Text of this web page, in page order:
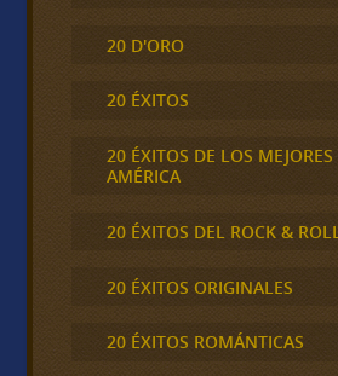
20 D'ORO
20 ÉXITOS
20 ÉXITOS DE LOS MEJORES
AMÉRICA
20 ÉXITOS DEL ROCK &
20 ÉXITOS ORIGINALES
20 ÉXITOS ROMÁNTICAS